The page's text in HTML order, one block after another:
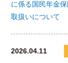
に係る国民年金
取扱いについて
2026.04.11